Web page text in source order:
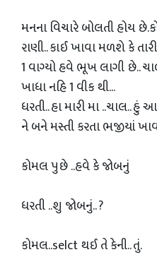
મનના વિચારે બોલતી હોય
રાણી.. કાઈ ખાવા મળશે કે
1 વાગ્યો હવે ભૂખ લાગી છે..
ખાધા નહિ 1 વીક થી...
ધરતી.. હા મારી મા ..ચાલ.. હું
ને બને મસ્તી કરતા ભજીયાં
કોમલ પુછે ..હવે કે જોબનું
ધરતી ..શુ જોબનું.. ?
કોમલ..selct થઈ તે કેની.. તું.